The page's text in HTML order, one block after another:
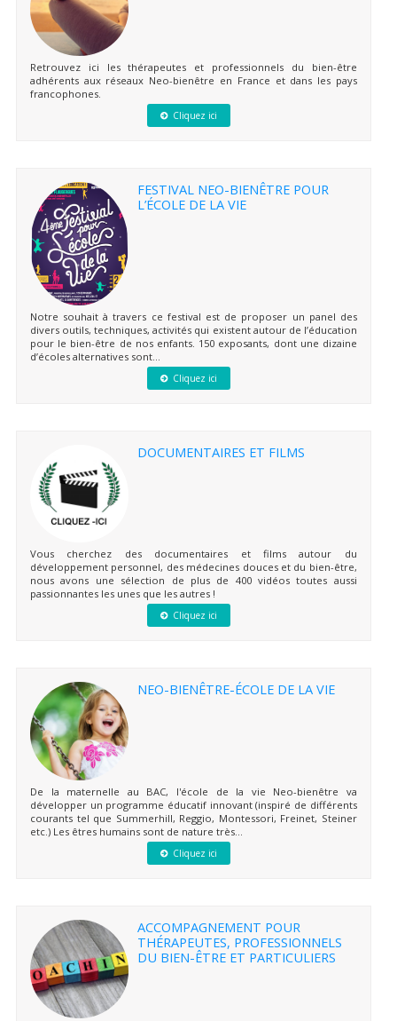
Retrouvez ici les thérapeutes et professionnels du bien-être
adhérents aux réseaux Neo-bienêtre en France et dans les pays
francophones.
Cliquez ici
FESTIVAL NEO-BIENÊTRE POUR
L’ÉCOLE DE LA VIE
Notre souhait à travers ce festival est de proposer un panel des
divers outils, techniques, activités qui existent autour de l’éducation
pour le bien-être de nos enfants. 150 exposants, dont une dizaine
d’écoles alternatives sont...
Cliquez ici
DOCUMENTAIRES ET FILMS
Vous cherchez des documentaires et films autour du
développement personnel, des médecines douces et du bien-être,
nous avons une sélection de plus de 400 vidéos toutes aussi
passionnantes les unes que les autres !
Cliquez ici
NEO-BIENÊTRE-ÉCOLE DE LA VIE
De la maternelle au BAC, l'école de la vie Neo-bienêtre va
développer un programme éducatif innovant (inspiré de différents
courants tel que Summerhill, Reggio, Montessori, Freinet, Steiner
etc.) Les êtres humains sont de nature très...
Cliquez ici
ACCOMPAGNEMENT POUR
THÉRAPEUTES, PROFESSIONNELS
DU BIEN-ÊTRE ET PARTICULIERS